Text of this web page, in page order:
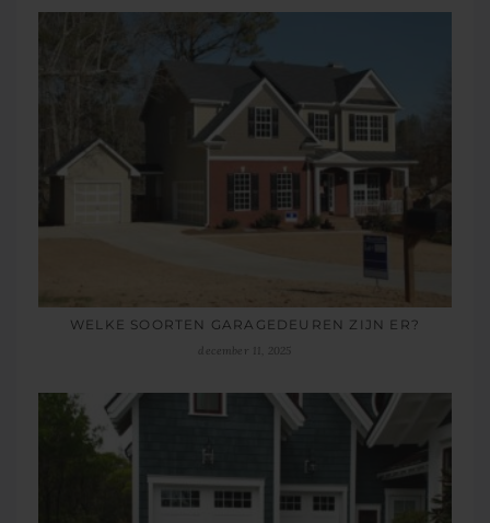
WELKE SOORTEN GARAGEDEUREN ZIJN ER?
december 11, 2025